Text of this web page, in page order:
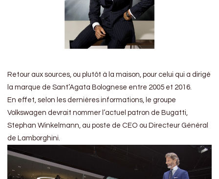
Retour aux sources, ou plutôt à la maison, pour celui qui a dirigé
la marque de Sant’Agata Bolognese entre 2005 et 2016.
En effet, selon les dernières informations, le groupe
Volkswagen devrait nommer l’actuel patron de Bugatti,
Stephan Winkelmann, au poste de CEO ou Directeur Général
de Lamborghini.